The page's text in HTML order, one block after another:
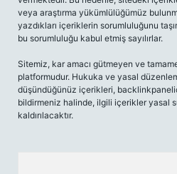
veya araştırma yükümlülüğümüz
yazdıkları içeriklerin sorumluluğunu
bu sorumluluğu kabul etmiş sayılırlar.
Sitemiz, kar amacı gütmeyen ve
platformudur. Hukuka ve yasal
düşündüğünüz içerikleri,
bildirmeniz halinde, ilgili içerikler yasal
kaldırılacaktır.